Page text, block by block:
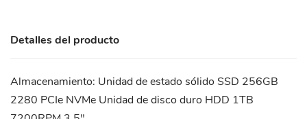
Detalles del producto
Almacenamiento: Unidad de estado sólido SSD 256GB
2280 PCIe NVMe Unidad de disco duro HDD 1TB